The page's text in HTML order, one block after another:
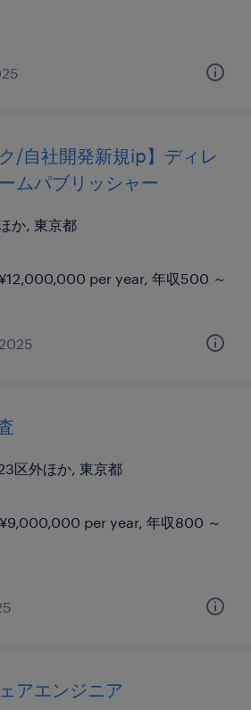
/自社開発新規ip】ディレ
ムパブリッシャー
か, 東京都
per year, 年収500 ～
区外ほか, 東京都
per year, 年収800 ～
アエンジニア